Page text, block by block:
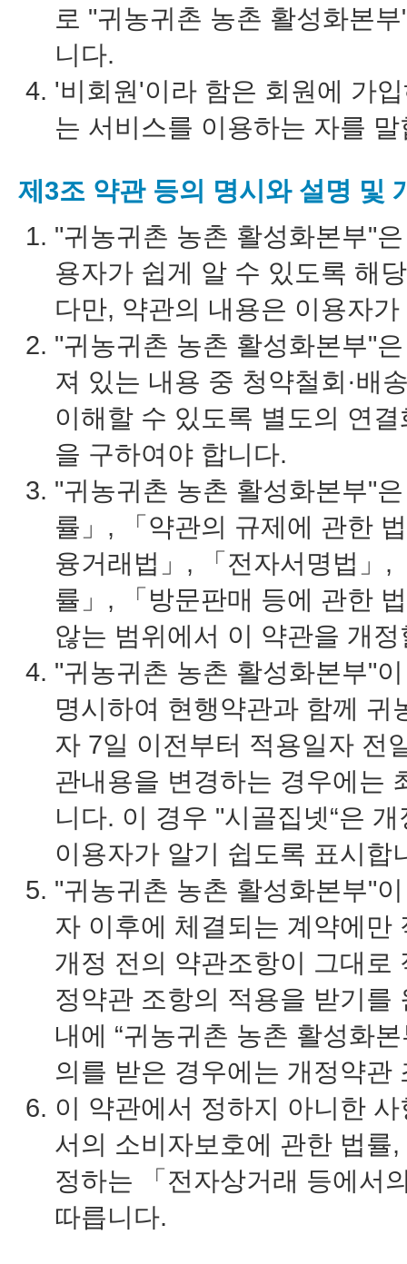
로 "귀농귀촌 농촌 활성화본
니다.
'비회원'이라 함은 회원에 가
는 서비스를 이용하는 자를
제3조 약관 등의 명시와 설명 및
"귀농귀촌 농촌 활성화본부"
용자가 쉽게 알 수 있도록 해
다만, 약관의 내용은 이용자
"귀농귀촌 농촌 활성화본부"
져 있는 내용 중 청약철회·배
이해할 수 있도록 별도의 연
을 구하여야 합니다.
"귀농귀촌 농촌 활성화본부"
률」, 「약관의 규제에 관한
융거래법」, 「전자서명법」
률」, 「방문판매 등에 관한
않는 범위에서 이 약관을 개
"귀농귀촌 농촌 활성화본부"
명시하여 현행약관과 함께
자 7일 이전부터 적용일자 전
관내용을 변경하는 경우에는
니다. 이 경우 "시골집넷“은
이용자가 알기 쉽도록 표시합
"귀농귀촌 농촌 활성화본부"
자 이후에 체결되는 계약에만
개정 전의 약관조항이 그대로
정약관 조항의 적용을 받기
내에 “귀농귀촌 농촌 활성화
의를 받은 경우에는 개정약관
이 약관에서 정하지 아니한
서의 소비자보호에 관한 법률
정하는 「전자상거래 등에서
따릅니다.